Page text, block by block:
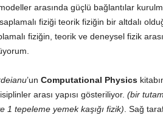
arasında güçlü bağlantılar
fiziği teorik fiziğin bir altdalı
fiziğin, teorik ve deneysel fizik
’un Computational Physics
arası yapısı gösteriliyor. (bir tutam
1 tepeleme yemek kaşığı fizik) . Sağ